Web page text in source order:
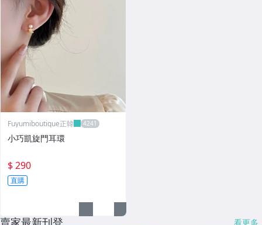
Fuyumiboutique正韓
小巧凱旋門耳環
$ 290
直購
看更多